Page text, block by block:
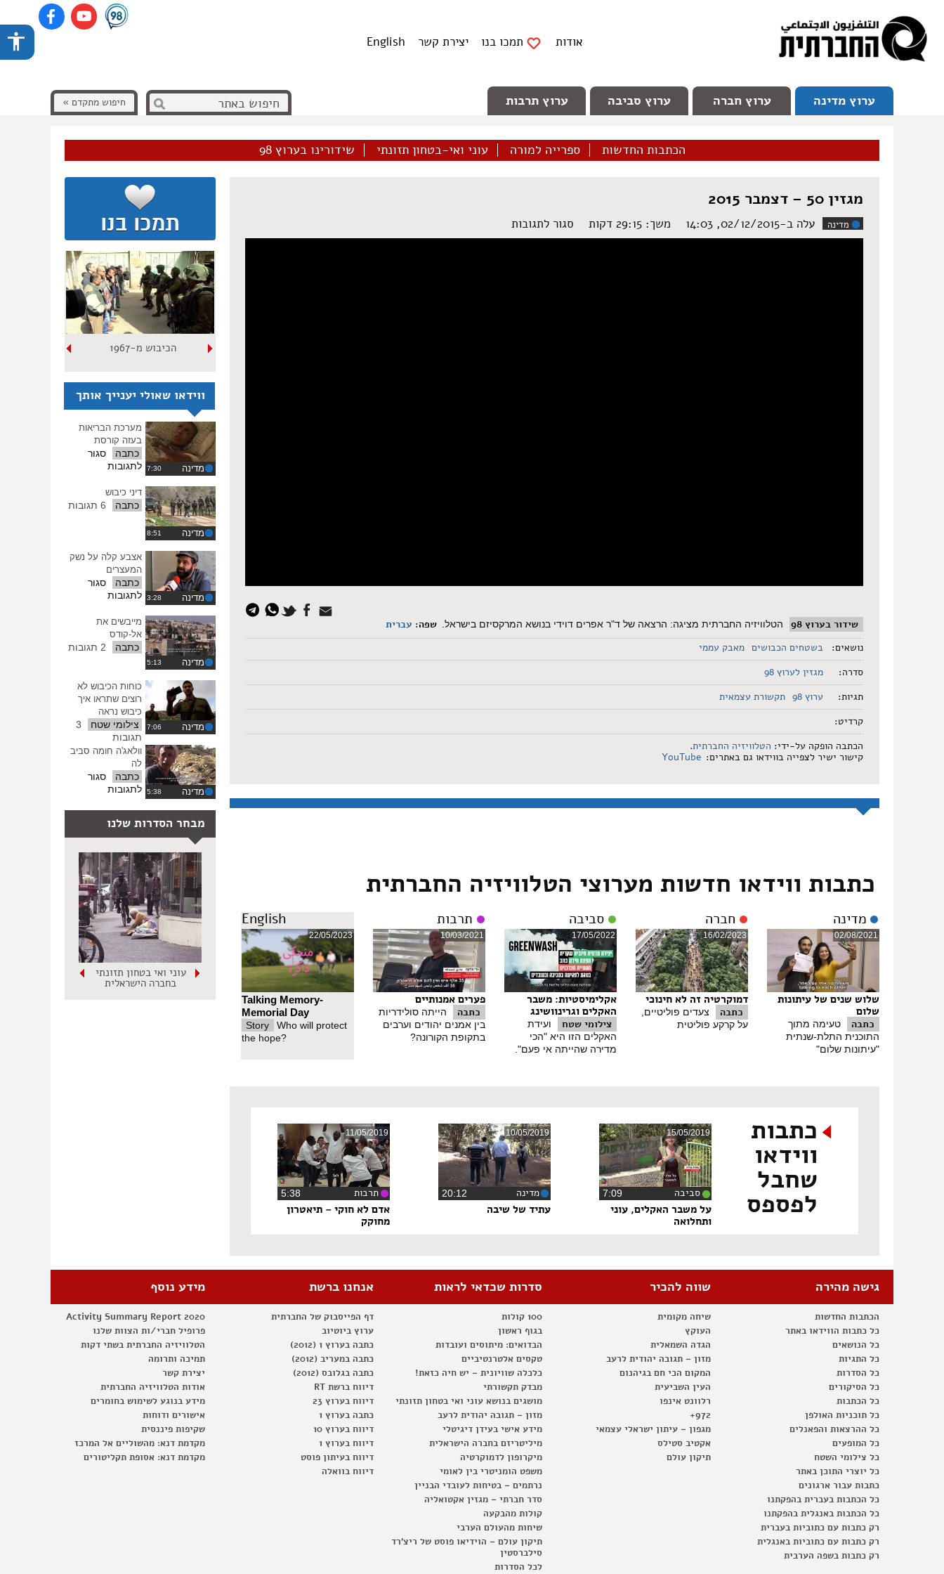
אודות תמכו בנו יצירת קשר English
ערוץ מדינה ערוץ חברה ערוץ סביבה ערוץ תרבות חיפוש מתקדם »
הכתבות החדשות ספרייה למורה עוני ואי-בטחון תזונתי שידורינו בערוץ 98
מגזין 50 – דצמבר 2015
מדינה עלה ב-02/12/2015, 14:03 משך: ‏29:15 דקות סגור לתגובותעל
מגזין
שידור בערוץ 98 הטלוויזיה החברתית מציגה: הרצאה של ד"ר אפרים דוידי בנושא המרקסיזם בישראל. שפה: עברית
נושאים:
בשטחים הכבושים מאבק עממי
סדרה:
מגזין לערוץ 98
תגיות:
ערוץ 98
תקשורת עצמאית
קרדיט:
הכתבה הופקה על-ידי: הטלוויזיה החברתית.
קישור ישיר לצפייה בווידאו גם באתרים: YouTube
כתבות ווידאו חדשות מערוצי הטלוויזיה החברתית
מדינה
02/08/2021
שלוש שנים של עיתונות
שלום
כתבה
טעימה מתוך
התוכנית התלת-שנתית
"עיתונות שלום"
חברה
16/02/2023
דמוקרטיה זה לא חינוכי
כתבה
צעדים פוליטיים,
על קרקע פוליטית
סביבה
17/05/2022
אקלימיסטיות: משבר
האקלים וגרינוושינג
צילומי שטח
ועידת
האקלים הזו היא "הכי
מדירה שהייתה אי פעם".
תרבות
10/03/2021
פערים אמנותיים
כתבה
הייתה סולידריות
בין אמנים יהודים וערבים
בתקופת הקורונה?
English
22/05/2023
Talking Memory-
Memorial Day
Story
Who will protect
the hope?
הכיבוש מ-1967
ווידאו שאולי יענייך אותך
מדינה
מערכת הבריאות
בעזה קורסת
כתבה
סגור
לתגובותעל
הבריאות
בעזה
מדינה
דיני כיבוש
כתבה 6 תגובות
מדינה
אצבע קלה על נשק
המעצרים
כתבה
סגור
לתגובותעל
קלה
נשק
מדינה
מייבשים את
אל-קודס
כתבה 2 תגובות
מדינה
כוחות הכיבוש לא
רוצים שתראו איך
כיבוש נראה
צילומי שטח
3
תגובות
מדינה
וולאג'ה חומה סביב
לה
כתבה
סגור
לתגובותעל
חומה
לה
מבחר הסדרות שלנו
עוני ואי בטחון תזונתי
בחברה הישראלית
כתבות
ווידאו
שחבל
לפספס
15/05/2019
סביבה
על משבר האקלים, עוני
ותחלואה
10/05/2019
מדינה
עתיד של שיבה
11/05/2019
תרבות
אדם לא חוקי – תיאטרון
מחוקק
גישה מהירה
הכתבות החדשות
כל כתבות הווידאו באתר
כל הנושאים
כל התגיות
כל הסדרות
כל הסיקורים
כל הכתבות
כל תוכניות האולפן
כל ההרצאות והפאנלים
כל המופעים
כל צילומי השטח
כל יוצרי התוכן באתר
כתבות עבור ארגונים
כל הכתבות בעברית בהפקתנו
כל הכתבות באנגלית בהפקתנו
רק כתבות עם כתוביות בעברית
רק כתבות עם כתוביות באנגלית
רק כתבות בשפה הערבית
שווה להכיר
שיחה מקומית
העוקץ
הגדה השמאלית
מזון – תגובה יהודית לרעב
המקום הכי חם בגיהנום
העין השביעית
רלוונט אינפו
972+
מגפון – עיתון ישראלי עצמאי
אקטיב סטילס
תיקון עולם
סדרות שכדאי לראות
100 קולות
בגוף ראשון
הבדואים: מיתוסים ועובדות
טקסים אלטרנטיביים
כלכלה שוויונית – יש חיה כזאת!
מבדק תקשורתי
מושגים בנושא עוני ואי בטחון תזונתי
מזון – תגובה יהודית לרעב
מידע אישי בעידן דיגיטלי
מיליטריזם בחברה הישראלית
מיקרופון לדמוקרטיה
משפט הומניטרי בין לאומי
נרתמים – בטיחות לעובדי הבניין
סדר חברתי – מגזין אקטואליה
קולות מהבקעה
שיחות מהעולם הערבי
תיקון עולם – הוידיאו פוסט של ריצ'רד
סילברסטין
לכל הסדרות
אנחנו ברשת
דף הפייסבוק של החברתית
ערוץ ביוטיוב
כתבה בערוץ 1 (2012)
כתבה במעריב (2012)
כתבה בגלובס (2012)
דיווח ברשת RT
דיווח בערוץ 23
כתבה בערוץ 1
דיווח בערוץ 10
דיווח בערוץ 1
דיווח בעיתון פוסט
דיווח בוואלה
מידע נוסף
Activity Summary Report 2020
פרופיל חברי/ות הצוות שלנו
הטלוויזיה החברתית בשתי דקות
תמיכה ותרומה
יצירת קשר
אודות הטלוויזיה החברתית
מידע בנוגע לשימוש בחומרים
אישורים ודוחות
שקיפות פיננסית
מקדמת דנא: מהשוליים אל המרכז
מקדמת דנא: אסופת תקליטורים